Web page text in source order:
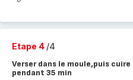
Etape 4 /4
Verser dans le moule,puis
pendant 35 min